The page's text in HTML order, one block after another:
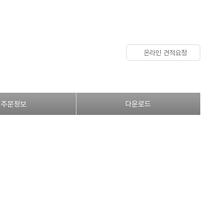
온라인 견적요청
주문정보 다운로드